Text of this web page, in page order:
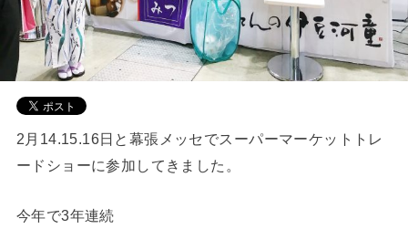
2月14.15.16日と幕張メッセでスーパーマーケットトレ
ードショーに参加してきました。
今年で3年連続